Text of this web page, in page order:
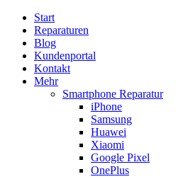
Start
Reparaturen
Blog
Kundenportal
Kontakt
Mehr
Smartphone Reparatur
iPhone
Samsung
Huawei
Xiaomi
Google Pixel
OnePlus